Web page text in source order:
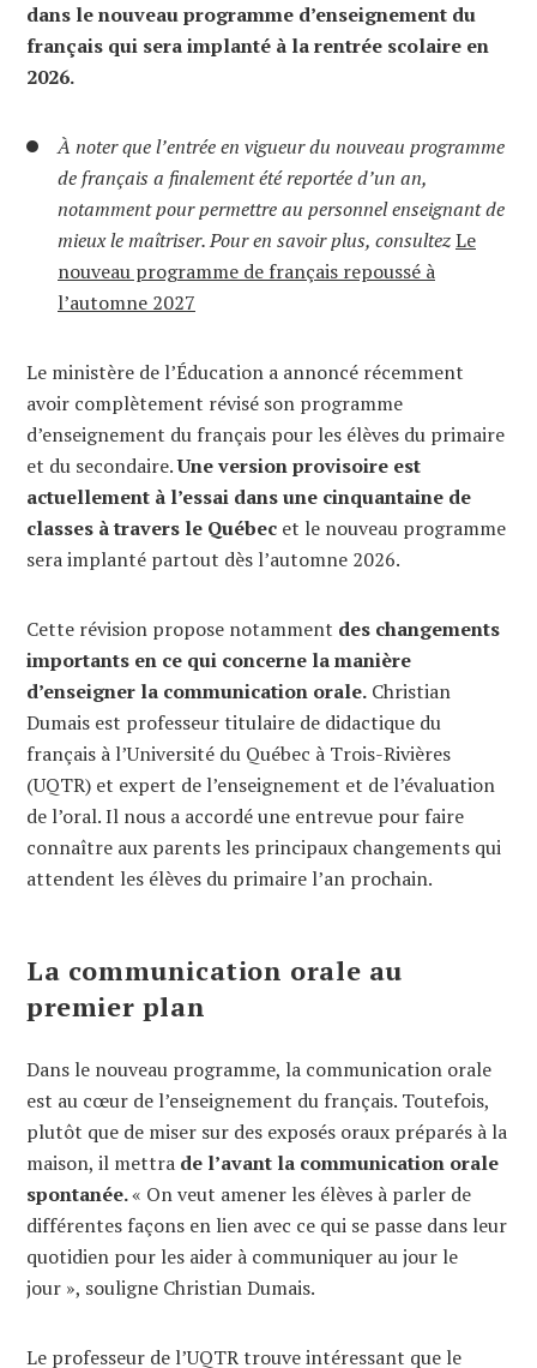
dans le nouveau programme d’enseignement du
français qui sera implanté à la rentrée scolaire en
2026.
À noter que l’entrée en vigueur du nouveau programme
de français a finalement été reportée d’un an,
notamment pour permettre au personnel enseignant de
mieux le maîtriser. Pour en savoir plus, consultezLe
nouveau programme de français repoussé à
l’automne 2027
Le ministère de l’Éducation a annoncé récemment
avoir complètement révisé son programme
d’enseignement du français pour les élèves du primaire
et du secondaire.Une version provisoire est
actuellement à l’essai dans une cinquantaine de
classes à travers le Québec et le nouveau programme
sera implanté partout dès l’automne 2026.
Cette révision propose notamment des changements
importants en ce qui concerne la manière
d’enseigner la communication orale. Christian
Dumais est professeur titulaire de didactique du
français à l’Université du Québec à Trois-Rivières
(UQTR) et expert de l’enseignement et de l’évaluation
de l’oral. Il nous a accordé une entrevue pour faire
connaître aux parents les principaux changements qui
attendent les élèves du primaire l’an prochain.
La communication orale au
premier plan
Dans le nouveau programme, la communication orale
est au cœur de l’enseignement du français. Toutefois,
plutôt que de miser sur des exposés oraux préparés à la
maison, il mettra de l’avant la communication orale
spontanée.« On veut amener les élèves à parler de
différentes façons en lien avec ce qui se passe dans leur
quotidien pour les aider à communiquer au jour le
jour », souligne Christian Dumais.
Le professeur de l’UQTR trouve intéressant que le